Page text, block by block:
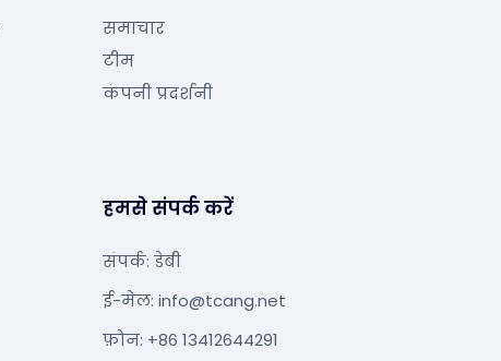
समाचार
टीम
कंपनी प्रदर्शनी
हमसे संपर्क करें
संपर्क: डेबी
ई-मेल: info@tcang.net
फ़ोन: +86 13412644291